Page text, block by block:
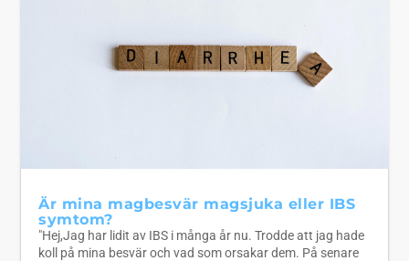
Är mina magbesvär magsjuka eller IBS
symtom?
"Hej,Jag har lidit av IBS i många år nu. Trodde att jag hade
koll på mina besvär och vad som orsakar dem. På senare